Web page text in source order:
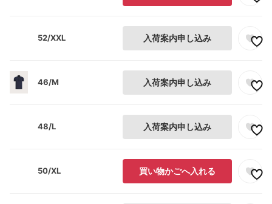
52/XXL 入荷案内申し込み
46/M 入荷案内申し込み
48/L 入荷案内申し込み
50/XL 買い物かごへ入れる